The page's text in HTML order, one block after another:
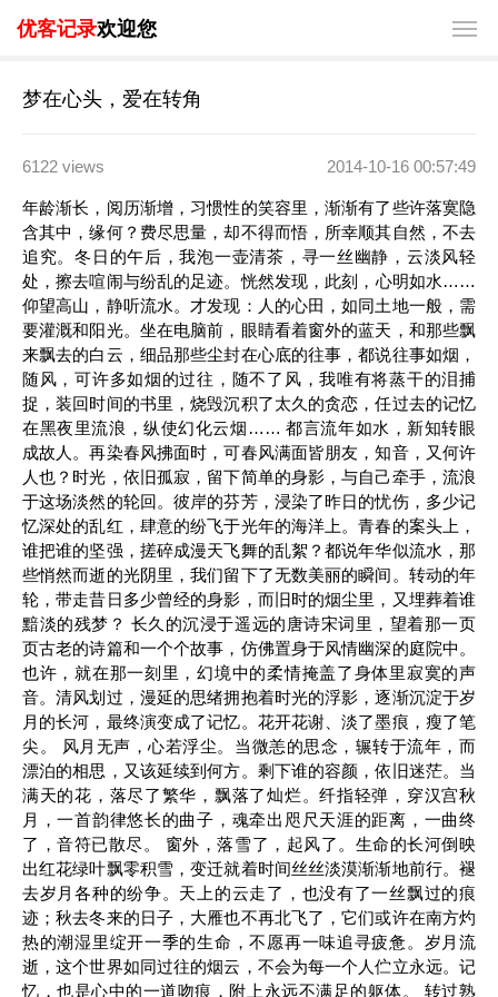
优客记录欢迎您
梦在心头，爱在转角
6122 views 2014-10-16 00:57:49
年龄渐长，阅历渐增，习惯性的笑容里，渐渐有了些许落寞隐
含其中，缘何？费尽思量，却不得而悟，所幸顺其自然，不去
追究。冬日的午后，我泡一壶清茶，寻一丝幽静，云淡风轻
处，擦去喧闹与纷乱的足迹。恍然发现，此刻，心明如水……
仰望高山，静听流水。才发现：人的心田，如同土地一般，需
要灌溉和阳光。坐在电脑前，眼睛看着窗外的蓝天，和那些飘
来飘去的白云，细品那些尘封在心底的往事，都说往事如烟，
随风，可许多如烟的过往，随不了风，我唯有将蒸干的泪捕
捉，装回时间的书里，烧毁沉积了太久的贪恋，任过去的记忆
在黑夜里流浪，纵使幻化云烟…… 都言流年如水，新知转眼
成故人。再染春风拂面时，可春风满面皆朋友，知音，又何许
人也？时光，依旧孤寂，留下简单的身影，与自己牵手，流浪
于这场淡然的轮回。彼岸的芬芳，浸染了昨日的忧伤，多少记
忆深处的乱红，肆意的纷飞于光年的海洋上。青春的案头上，
谁把谁的坚强，搓碎成漫天飞舞的乱絮？都说年华似流水，那
些悄然而逝的光阴里，我们留下了无数美丽的瞬间。转动的年
轮，带走昔日多少曾经的身影，而旧时的烟尘里，又埋葬着谁
黯淡的残梦？ 长久的沉浸于遥远的唐诗宋词里，望着那一页
页古老的诗篇和一个个故事，仿佛置身于风情幽深的庭院中。
也许，就在那一刻里，幻境中的柔情掩盖了身体里寂寞的声
音。清风划过，漫延的思绪拥抱着时光的浮影，逐渐沉淀于岁
月的长河，最终演变成了记忆。花开花谢、淡了墨痕，瘦了笔
尖。 风月无声，心若浮尘。当微恙的思念，辗转于流年，而
漂泊的相思，又该延续到何方。剩下谁的容颜，依旧迷茫。当
满天的花，落尽了繁华，飘落了灿烂。纤指轻弹，穿汉宫秋
月，一首韵律悠长的曲子，魂牵出咫尺天涯的距离，一曲终
了，音符已散尽。 窗外，落雪了，起风了。生命的长河倒映
出红花绿叶飘零积雪，变迁就着时间丝丝淡漠渐渐地前行。褪
去岁月各种的纷争。天上的云走了，也没有了一丝飘过的痕
迹；秋去冬来的日子，大雁也不再北飞了，它们或许在南方灼
热的潮湿里绽开一季的生命，不愿再一味追寻疲惫。岁月流
逝，这个世界如同过往的烟云，不会为每一个人伫立永远。记
忆，也是心中的一道吻痕，附上永远不满足的躯体。 转过熟